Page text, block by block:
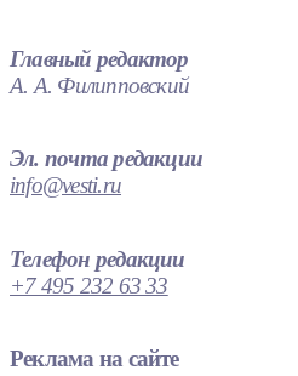
Главный редактор
А. А. Филипповский
Эл. почта редакции
info@vesti.ru
Телефон редакции
+7 495 232 63 33
Реклама на сайте